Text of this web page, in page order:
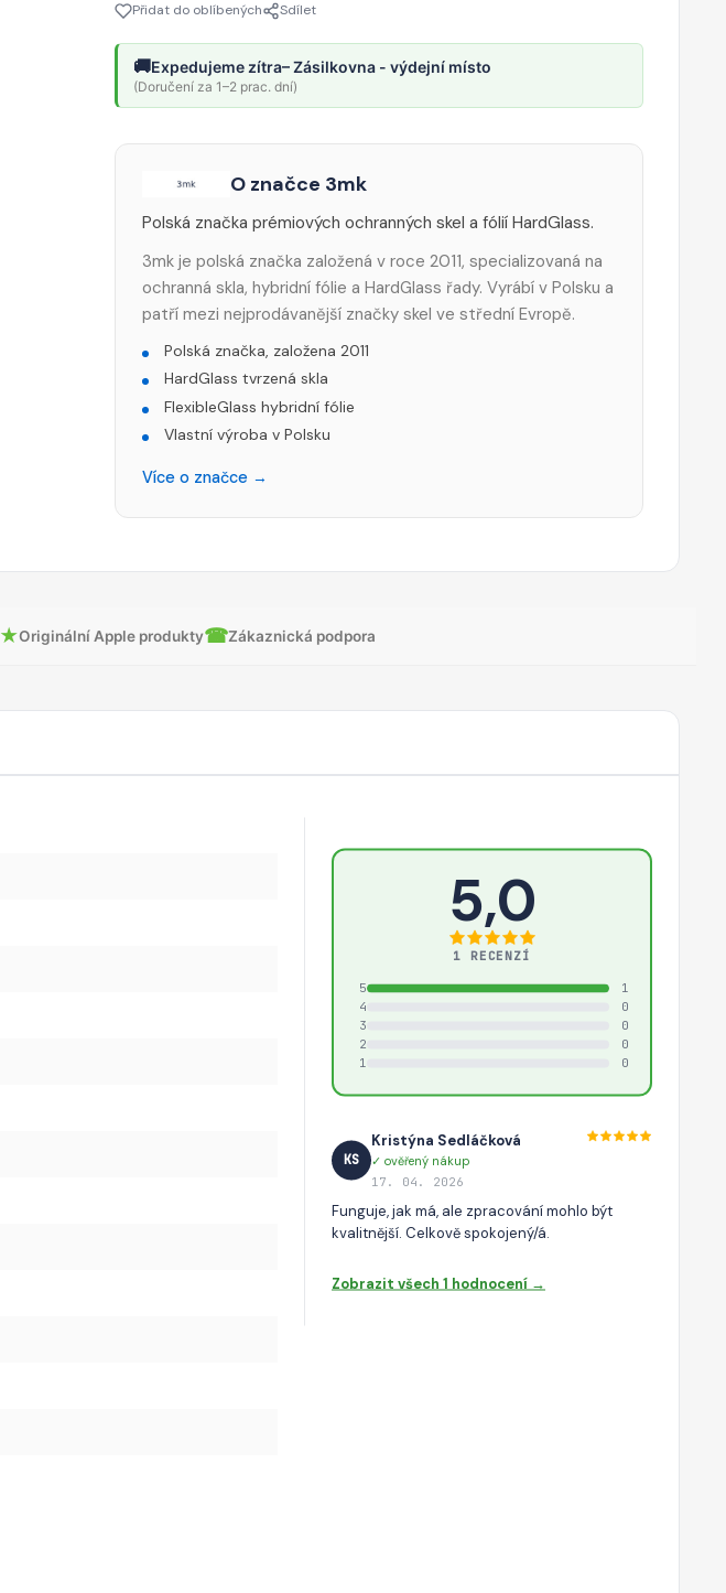
Přidat do oblíbených Sdílet
🚚Expedujeme zítra– Zásilkovna - výdejní místo
(Doručení za 1–2 prac. dní)
O značce 3mk
Polská značka prémiových ochranných skel a fólií HardGlass.
3mk je polská značka založená v roce 2011, specializovaná na
ochranná skla, hybridní fólie a HardGlass řady. Vyrábí v Polsku a
patří mezi nejprodávanější značky skel ve střední Evropě.
Polská značka, založena 2011
HardGlass tvrzená skla
FlexibleGlass hybridní fólie
Vlastní výroba v Polsku
Více o značce →
★Originální Apple produkty☎Zákaznická podpora
5,0
1 RECENZÍ
5
1
4
0
3
0
2
0
1
0
KS
Kristýna Sedláčková
✓ ověřený nákup
17. 04. 2026
Funguje, jak má, ale zpracování mohlo být
kvalitnější. Celkově spokojený/á.
Zobrazit všech 1 hodnocení →